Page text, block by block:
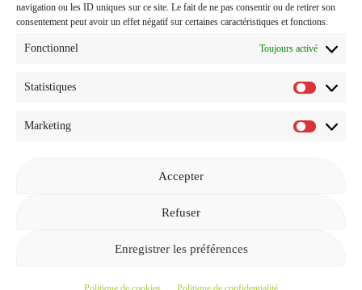
navigation ou les ID uniques sur ce site. Le fait de ne pas consentir ou de retirer son
consentement peut avoir un effet négatif sur certaines caractéristiques et fonctions.
Fonctionnel Toujours activé
Statistiques
Marketing
Accepter
Refuser
Enregistrer les préférences